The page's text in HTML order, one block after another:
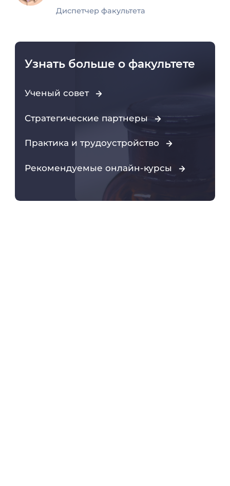
Диспетчер факультета
Узнать больше о факультете
Ученый совет
Стратегические партнеры
Практика и трудоустройство
Рекомендуемые онлайн-курсы